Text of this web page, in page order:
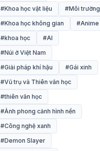
#Khoa học vật liệu
#Môi trường
#Khoa học không gian
#Anime
#khoa học
#AI
#Núi ở Việt Nam
#Giải pháp khí hậu
#Gái xinh
#Vũ trụ và Thiên văn học
#thiên văn học
#Ảnh phong cảnh hình nền
#Công nghệ xanh
#Demon Slayer